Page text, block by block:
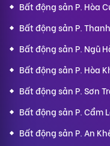
Bất động sản P. Hòa
Bất động sản P.
Bất động sản P. Ngũ
Bất động sản P. Hòa
Bất động sản P. Sơn
Bất động sản P. Cẩm
Bất động sản P. An